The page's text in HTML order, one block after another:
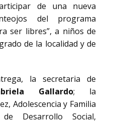
de una nueva
del programa
ser libres”, a niños de
de la localidad y de
la secretaria de
Gallardo; la
Adolescencia y Familia
Desarrollo Social,